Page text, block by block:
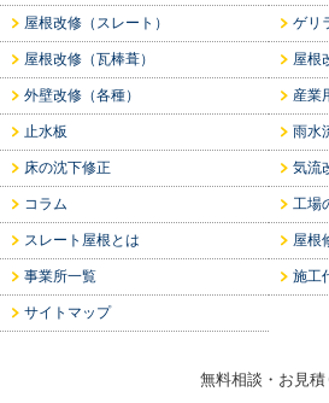
屋根改修（スレート） ゲリ
屋根改修（瓦棒葺） 屋根
外壁改修（各種） 産業
止水板 雨水
床の沈下修正 気流
コラム 工場
スレート屋根とは 屋根
事業所一覧 施工
サイトマップ
無料相談・お見積